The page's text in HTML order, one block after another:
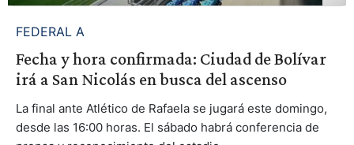
FEDERAL A
Fecha y hora confirmada: Ciudad de Bolívar
irá a San Nicolás en busca del ascenso
La final ante Atlético de Rafaela se jugará este domingo,
desde las 16:00 horas. El sábado habrá conferencia de